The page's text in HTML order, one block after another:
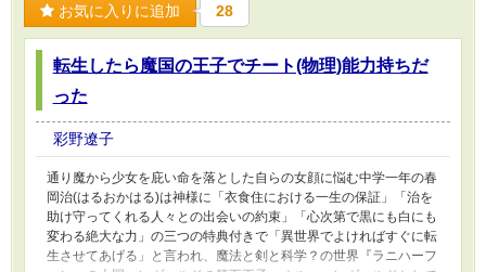
お気に入りに追加 28
転生したら魔国の王子でチート(物理)能力持ちだ
った
彩野遼子
通り魔から少女を庇い命を落とした自らの女顔に悩む中学一年の春
岡治(はるおかはる)は神様に「衣食住における一生の保証」「治を
助け守ってくれる人々との出会いの約束」「心次第で黒にも白にも
変わる絶大な力」の三つの特典付きで「異世界でよければすぐに転
生させてあげる」と言われ、魔法と剣と科学？の世界『ラニハーフ